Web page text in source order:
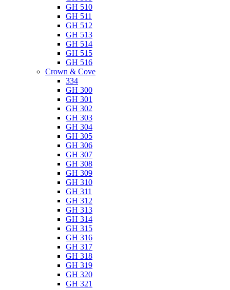
GH 510
GH 511
GH 512
GH 513
GH 514
GH 515
GH 516
Crown & Cove
334
GH 300
GH 301
GH 302
GH 303
GH 304
GH 305
GH 306
GH 307
GH 308
GH 309
GH 310
GH 311
GH 312
GH 313
GH 314
GH 315
GH 316
GH 317
GH 318
GH 319
GH 320
GH 321